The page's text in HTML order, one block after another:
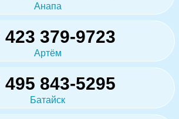
Анапа
423 379-9723
Артём
495 843-5295
Батайск